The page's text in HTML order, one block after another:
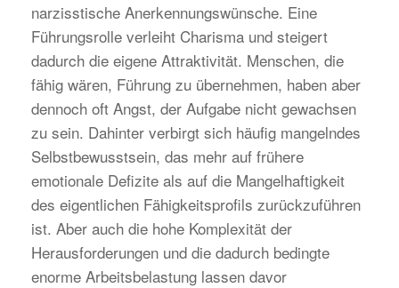
narzisstische Anerkennungswünsche. Eine
Führungsrolle verleiht Charisma und steigert
dadurch die eigene Attraktivität. Menschen, die
fähig wären, Führung zu übernehmen, haben aber
dennoch oft Angst, der Aufgabe nicht gewachsen
zu sein. Dahinter verbirgt sich häufig mangelndes
Selbstbewusstsein, das mehr auf frühere
emotionale Defizite als auf die Mangelhaftigkeit
des eigentlichen Fähigkeitsprofils zurückzuführen
ist. Aber auch die hohe Komplexität der
Herausforderungen und die dadurch bedingte
enorme Arbeitsbelastung lassen davor